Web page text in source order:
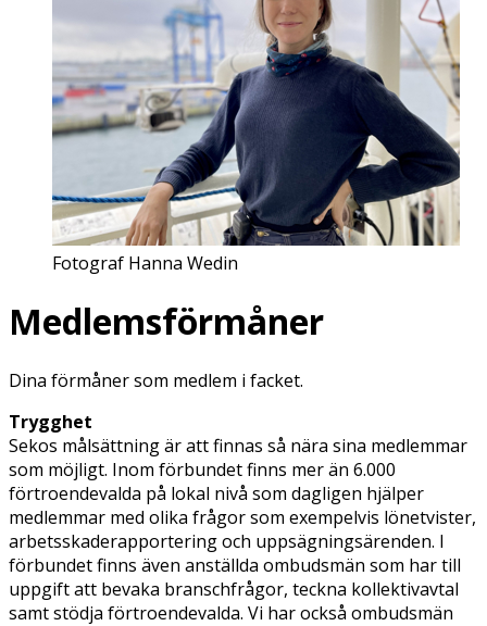
Fotograf Hanna Wedin
Medlemsförmåner
Dina förmåner som medlem i facket.
Trygghet
Sekos målsättning är att finnas så nära sina medlemmar
som möjligt. Inom förbundet finns mer än 6.000
förtroendevalda på lokal nivå som dagligen hjälper
medlemmar med olika frågor som exempelvis lönetvister,
arbetsskaderapportering och uppsägningsärenden. I
förbundet finns även anställda ombudsmän som har till
uppgift att bevaka branschfrågor, teckna kollektivavtal
samt stödja förtroendevalda. Vi har också ombudsmän